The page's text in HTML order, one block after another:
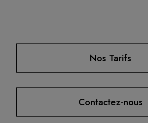
Nos Tarifs
Contactez-nous